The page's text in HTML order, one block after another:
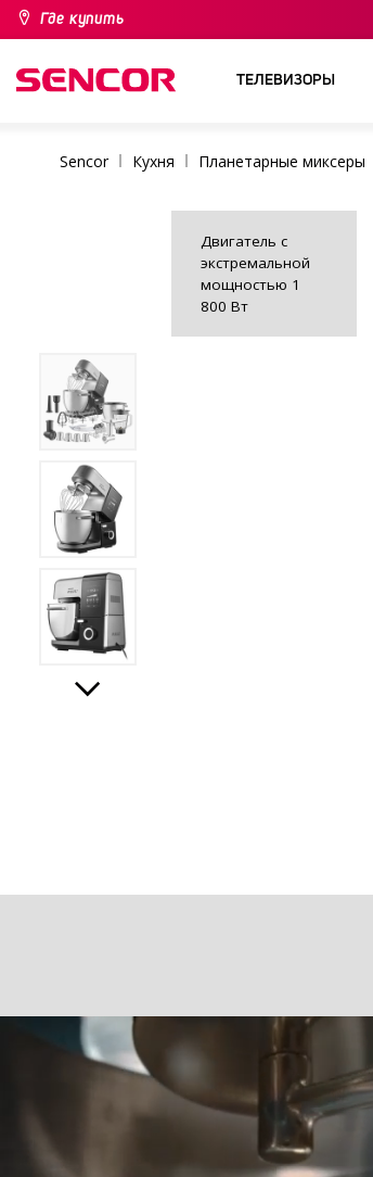
Где купить
ТЕЛЕВИЗОРЫ
Sencor Кухня Планетарные миксеры
Двигатель с
экстремальной
мощностью 1
800 Вт